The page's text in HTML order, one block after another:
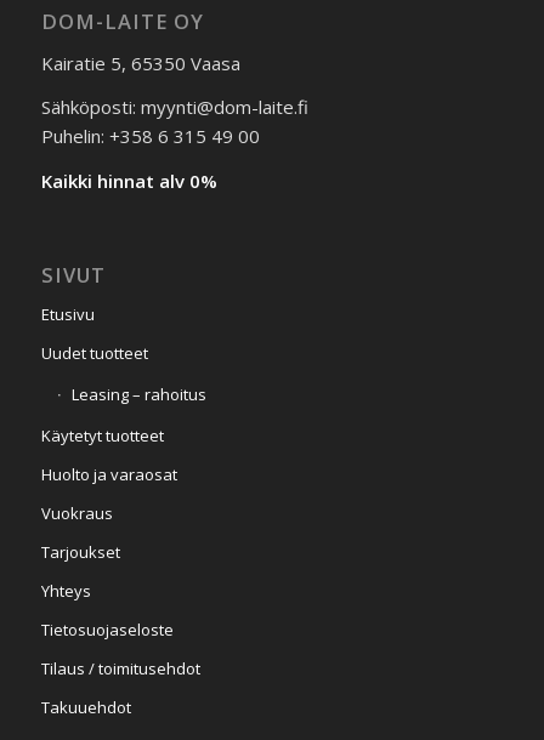
DOM-LAITE OY
Kairatie 5, 65350 Vaasa
Sähköposti: myynti@dom-laite.fi
Puhelin: +358 6 315 49 00
Kaikki hinnat alv 0%
SIVUT
Etusivu
Uudet tuotteet
Leasing – rahoitus
Käytetyt tuotteet
Huolto ja varaosat
Vuokraus
Tarjoukset
Yhteys
Tietosuojaseloste
Tilaus / toimitusehdot
Takuuehdot